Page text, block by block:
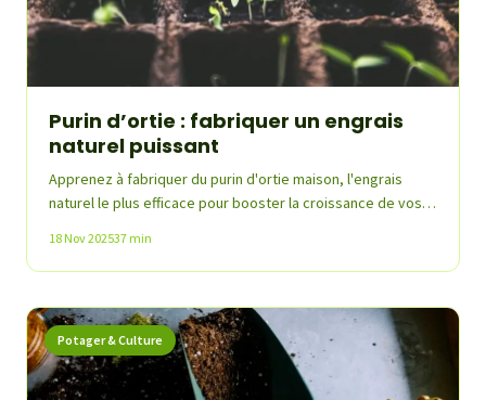
Purin d’ortie : fabriquer un engrais
naturel puissant
Apprenez à fabriquer du purin d'ortie maison, l'engrais
naturel le plus efficace pour booster la croissance de vos…
18 Nov 202537 min
Potager & Culture